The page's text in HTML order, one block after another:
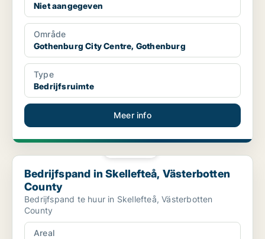
Niet aangegeven
Område
Gothenburg City Centre, Gothenburg
Type
Bedrijfsruimte
Meer info
Bedrijfspand in Skellefteå, Västerbotten County
Bedrijfspand in Skellefteå, Västerbotten
County
Bedrijfspand te huur in Skellefteå, Västerbotten
County
Areal